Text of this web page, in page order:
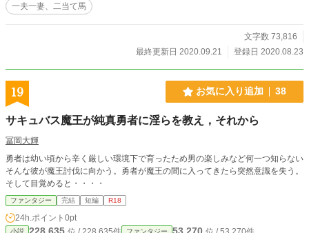
一夫一妻、二当て馬
文字数 73,816
最終更新日 2020.09.21
登録日 2020.08.23
19 お気に入り追加 38
サキュバス魔王が純真勇者に淫らを教え，それから
冨岡大輝
勇者は幼い頃から辛く厳しい環境下で育ったため男の楽しみなど何一つ知らない
そんな彼が魔王討伐に向かう。勇者が魔王の間に入ってきたら突然意識を失う。
そして目覚めると・・・・
ファンタジー 完結 短編 R18
24h.ポイント 0pt
小説 ファンタジー